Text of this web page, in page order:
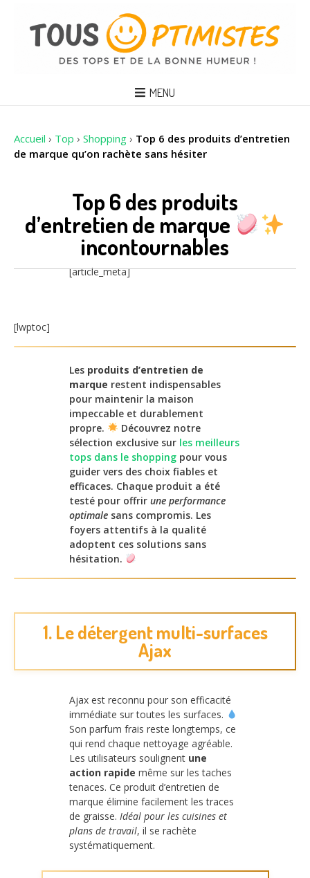
MENU
Accueil › Top › Shopping › Top 6 des produits d’entretien
de marque qu’on rachète sans hésiter
Top 6 des produits
d’entretien de marque
incontournables
[article_meta]
[lwptoc]
Les produits d’entretien de
marque restent indispensables
pour maintenir la maison
impeccable et durablement
propre.
Découvrez notre
sélection exclusive sur les meilleurs
tops dans le shopping pour vous
guider vers des choix fiables et
efficaces. Chaque produit a été
testé pour offrir une performance
optimale sans compromis. Les
foyers attentifs à la qualité
adoptent ces solutions sans
hésitation.
1. Le détergent multi-surfaces
Ajax
Ajax est reconnu pour son efficacité
immédiate sur toutes les surfaces.
Son parfum frais reste longtemps, ce
qui rend chaque nettoyage agréable.
Les utilisateurs soulignent une
action rapide même sur les taches
tenaces. Ce produit d’entretien de
marque élimine facilement les traces
de graisse. Idéal pour les cuisines et
plans de travail, il se rachète
systématiquement.